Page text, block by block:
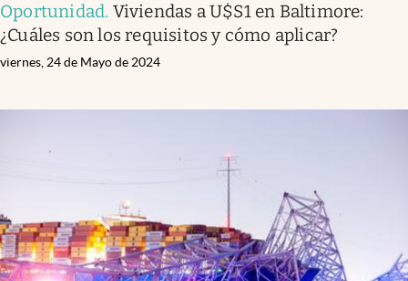
Mediakit
abre en nueva pestaña
Argentina
Oportunidad. Viviendas a U$S1 en Baltimore:
¿Cuáles son los requisitos y cómo aplicar?
viernes, 24 de Mayo de 2024